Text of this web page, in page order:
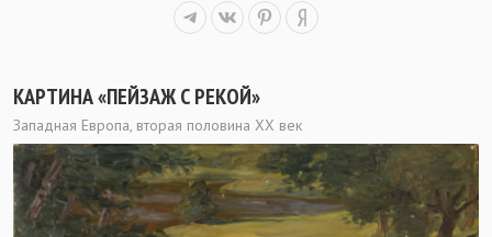
КАРТИНА «ПЕЙЗАЖ С РЕКОЙ»
Западная Европа, вторая половина ХХ век